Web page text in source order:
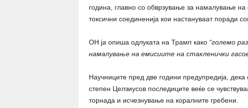
година, главно со обврзување за намалување на
токсични соединенија кои настануваат поради
ОН ја опиша одлуката на Трамп како “големо
намалување на емисиите на стакленички
Научниците пред две години предупредија,
степен Целзиусов последиците веќе се
торнада и исчезнување на коралните гребени.